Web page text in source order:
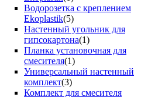
Водорозетка с креплением
Ekoplastik(5)
Настенный угольник для
гипсокартона(1)
Планка установочная для
смесителя(1)
Универсальный настенный
комплект(3)
Комплект для смесителя